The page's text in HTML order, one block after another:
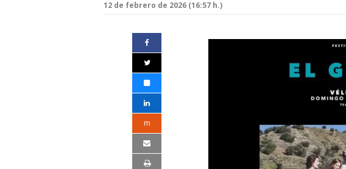
12 de febrero de 2026 (16:57 h.)
m